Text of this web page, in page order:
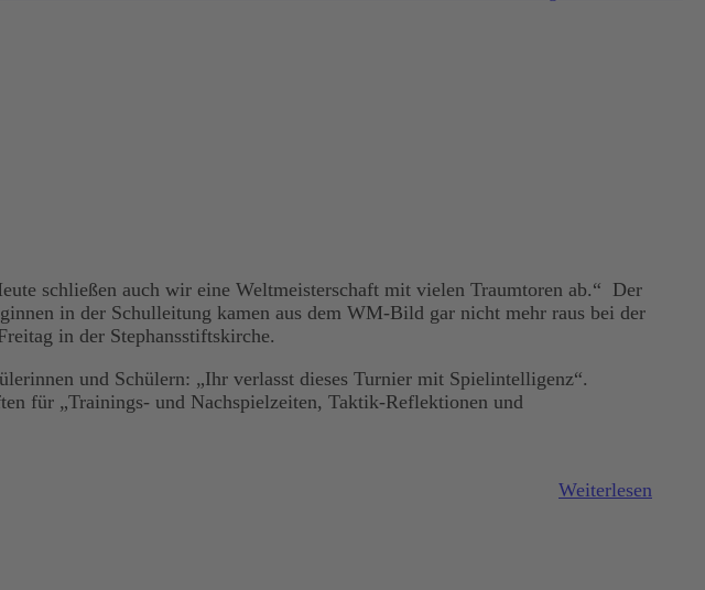
schließen auch wir eine Weltmeisterschaft mit vielen Traumtoren ab.“ Der
in der Schulleitung kamen aus dem WM-Bild gar nicht mehr raus bei der
in der Stephansstiftskirche.
und Schülern: „Ihr verlasst dieses Turnier mit Spielintelligenz“.
für „Trainings- und Nachspielzeiten, Taktik-Reflektionen und
Weiterlesen